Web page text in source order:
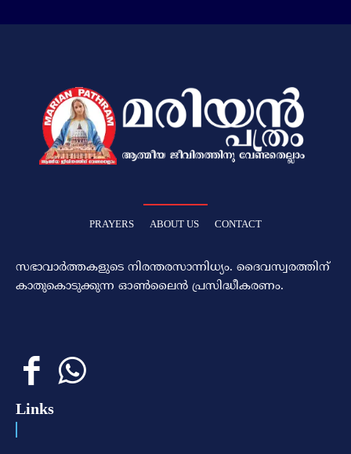
PRAYERS ABOUT US CONTACT
സഭാവാര്‍ത്തകളുടെ നിരന്തരസാന്നിധ്യം. ദൈവസ്വരത്തിന്‌
കാതുകൊടുക്കുന്ന ഓണ്‍ലൈന്‍ പ്രസിദ്ധീകരണം.
Links